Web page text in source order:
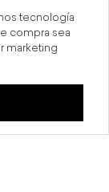
tecnología
compra sea
marketing
y recoge en